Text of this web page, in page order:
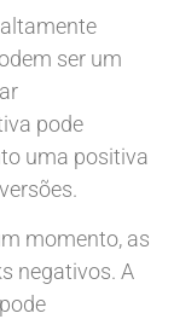
ser um
pode
uma positiva
momento, as
negativos. A